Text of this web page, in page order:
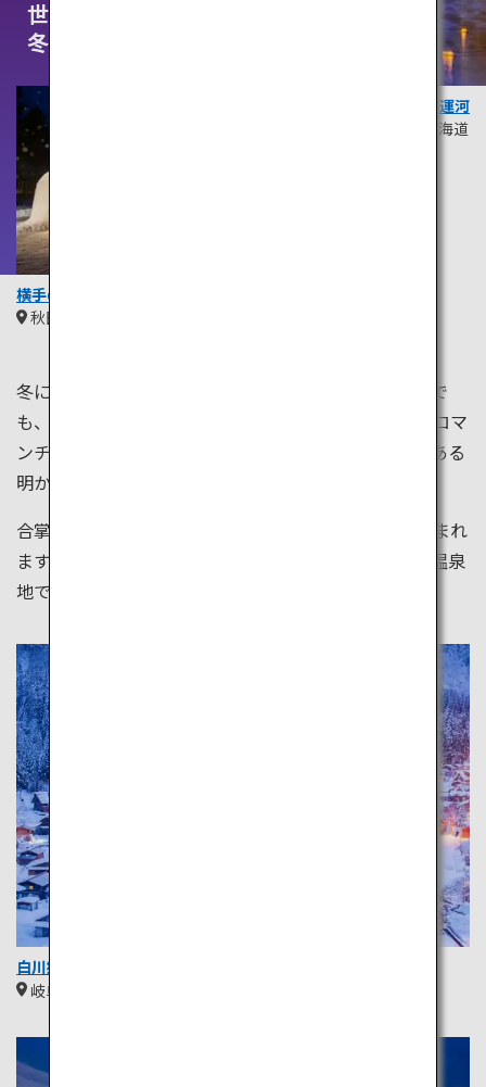
小樽運河
北海道
世界が広がる、
冬
横手のかまくら
秋田
冬にはイルミネーションが街中を埋め尽くします。中で
も、北海道・小樽運河のイルミネーションは幻想的でロマ
ンチックです。また、秋田・横手のかまくらでは情緒ある
明かりが雪景色を彩り、訪れた人を魅了します。
合掌造りが象徴的な白川郷は見渡す限りの銀世界に包まれ
ます。他にも、国内外問わず人気なニセコスキー場、温泉
地である別府温泉も冬に賑わう観光地です。
白川郷
岐阜